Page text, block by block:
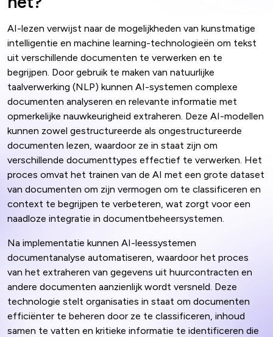
AI-lezen verwijst naar de mogelijkheden van kunstmatige
intelligentie en machine learning-technologieën om tekst
uit verschillende documenten te verwerken en te
begrijpen. Door gebruik te maken van natuurlijke
taalverwerking (NLP) kunnen AI-systemen complexe
documenten analyseren en relevante informatie met
opmerkelijke nauwkeurigheid extraheren. Deze AI-modellen
kunnen zowel gestructureerde als ongestructureerde
documenten lezen, waardoor ze in staat zijn om
verschillende documenttypes effectief te verwerken. Het
proces omvat het trainen van de AI met een grote dataset
van documenten om zijn vermogen om te classificeren en
context te begrijpen te verbeteren, wat zorgt voor een
naadloze integratie in documentbeheersystemen.
Na implementatie kunnen AI-leessystemen
documentanalyse automatiseren, waardoor het proces
van het extraheren van gegevens uit huurcontracten en
andere documenten aanzienlijk wordt versneld. Deze
technologie stelt organisaties in staat om documenten
efficiënter te beheren door ze te classificeren, inhoud
samen te vatten en kritieke informatie te identificeren die